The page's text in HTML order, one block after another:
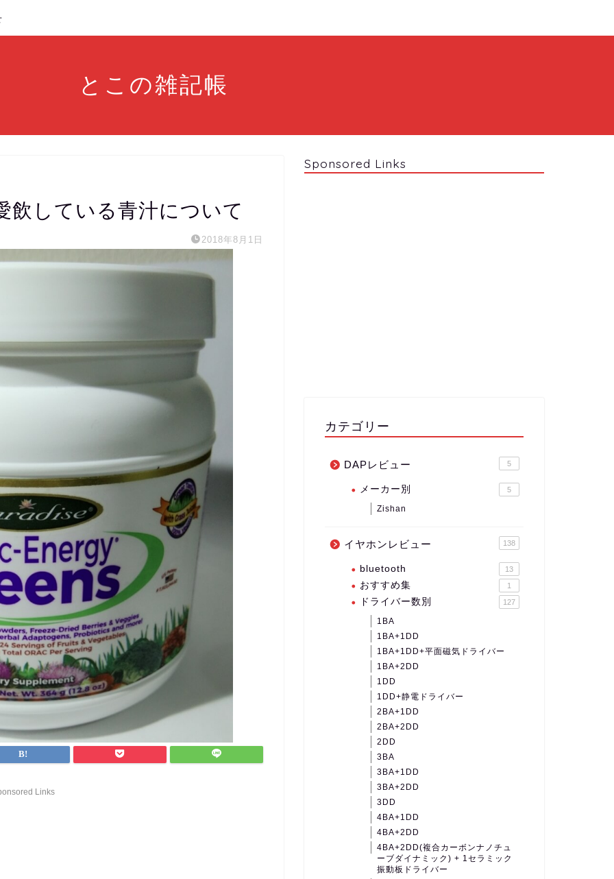
とこの雑記帳
飲している青汁について
2018年8月1日
Links
Sponsored Links
カテゴリー
DAPレビュー 5
メーカー別 5
Zishan
イヤホンレビュー 138
bluetooth 13
おすすめ集 1
ドライバー数別 127
1BA
1BA+1DD
1BA+1DD+平面磁気ドライバー
1BA+2DD
1DD
1DD+静電ドライバー
2BA+1DD
2BA+2DD
2DD
3BA
3BA+1DD
3BA+2DD
3DD
4BA+1DD
4BA+2DD
4BA+2DD(複合カーボンナノチュ
ーブダイナミック) + 1セラミック
振動板ドライバー